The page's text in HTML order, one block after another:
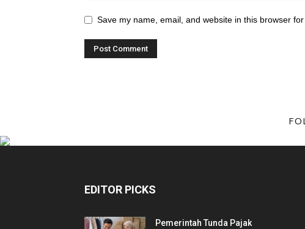
Save my name, email, and website in this browser
EDITOR PICKS
Pemerintah Tunda Pajak